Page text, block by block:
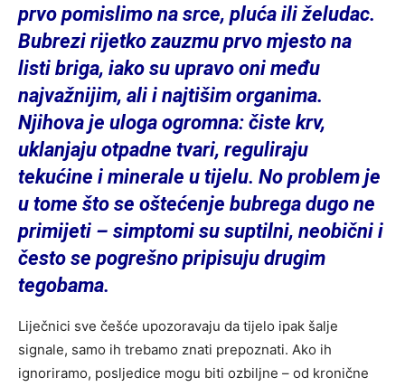
prvo pomislimo na srce, pluća ili želudac.
Bubrezi rijetko zauzmu prvo mjesto na
listi briga, iako su upravo oni među
najvažnijim, ali i najtišim organima.
Njihova je uloga ogromna: čiste krv,
uklanjaju otpadne tvari, reguliraju
tekućine i minerale u tijelu. No problem je
u tome što se oštećenje bubrega dugo ne
primijeti – simptomi su suptilni, neobični i
često se pogrešno pripisuju drugim
tegobama.
Liječnici sve češće upozoravaju da tijelo ipak šalje
signale, samo ih trebamo znati prepoznati. Ako ih
ignoriramo, posljedice mogu biti ozbiljne – od kronične